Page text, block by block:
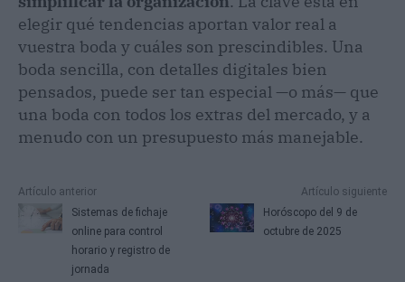
elegir qué tendencias aportan valor real a
vuestra boda y cuáles son prescindibles. Una
boda sencilla, con detalles digitales bien
pensados, puede ser tan especial —o más— que
una boda con todos los extras del mercado, y a
menudo con un presupuesto más manejable.
Artículo anterior
Sistemas de fichaje
online para control
horario y registro de
jornada
Artículo siguiente
Horóscopo del 9 de
octubre de 2025